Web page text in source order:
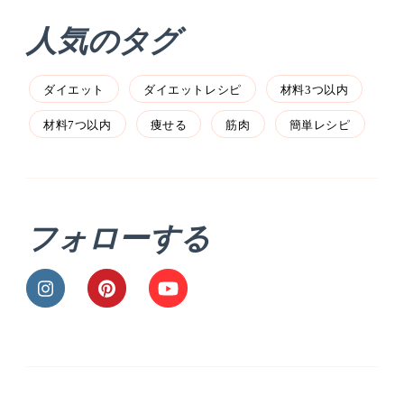
人気のタグ
ダイエット ダイエットレシピ 材料3つ以内
材料7つ以内 痩せる 筋肉 簡単レシピ
フォローする